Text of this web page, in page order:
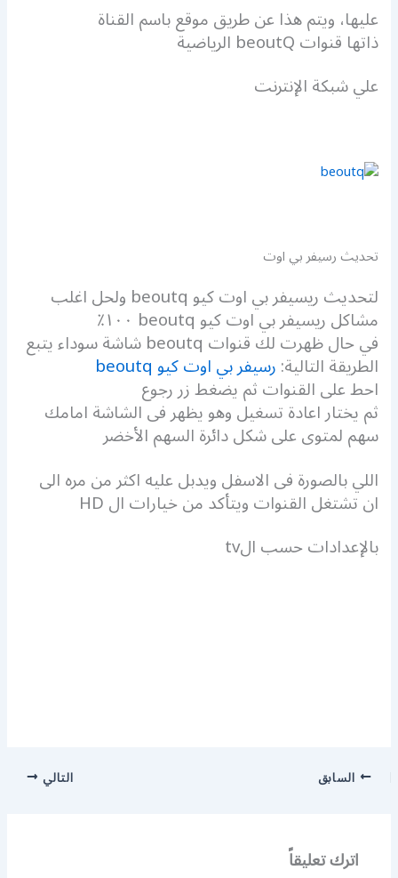
عليها، ويتم هذا عن طريق موقع باسم القناة
ذاتها قنوات beoutQ الرياضية
علي شبكة الإنترنت
تحديث رسيفر بي اوت
لتحديث ريسيفر بي اوت كيو beoutq ولحل اغلب
مشاكل ريسيفر بي اوت كيو beoutq ١٠٠٪
في حال ظهرت لك قنوات beoutq شاشة سوداء يتبع
الطريقة التالية:رسيفر بي اوت كيو beoutq
احط على القنوات ثم يضغط زر رجوع
ثم يختار اعادة تسغيل وهو يظهر فى الشاشة امامك
سهم لمتوى على شكل دائرة السهم الأخضر
اللي بالصورة فى الاسفل ويدبل عليه اكثر من مره الى
ان تشتغل القنوات ويتأكد من خيارات ال HD
بالإعدادات حسب الtv
السابق التالي
اترك تعليقاً